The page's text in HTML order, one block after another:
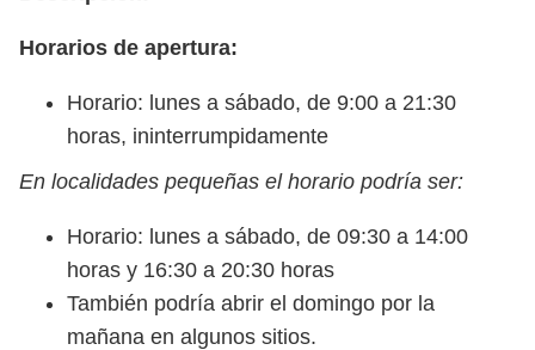
Horarios de apertura:
Horario: lunes a sábado, de 9:00 a 21:30
horas, ininterrumpidamente
En localidades pequeñas el horario podría ser:
Horario: lunes a sábado, de 09:30 a 14:00
horas y 16:30 a 20:30 horas
También podría abrir el domingo por la
mañana en algunos sitios.